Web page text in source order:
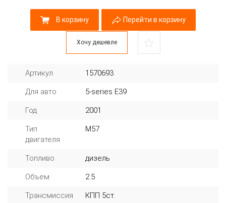
В корзину Перейти в корзину
Хочу дешевле
Артикул 1570693
Для авто 5-series E39
Год 2001
Тип
двигателя
M57
Топливо дизель
Объем 2.5
Трансмиссия КПП 5ст.